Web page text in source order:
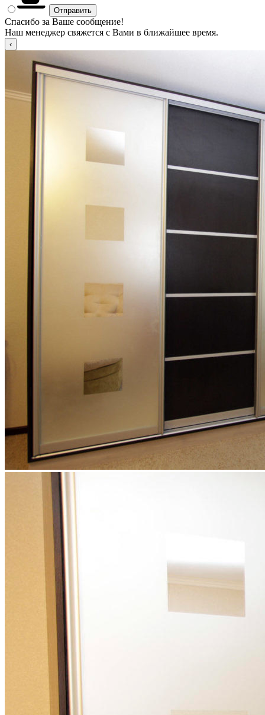
Спасибо за Ваше сообщение!
Наш менеджер свяжется с Вами в ближайшее время.